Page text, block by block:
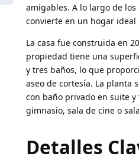
amigables. A lo largo de
convierte en un hogar
La casa fue construida en
propiedad tiene una
y tres baños, lo que
aseo de cortesía. La
con baño privado en suite
gimnasio, sala de cine o
Detalles